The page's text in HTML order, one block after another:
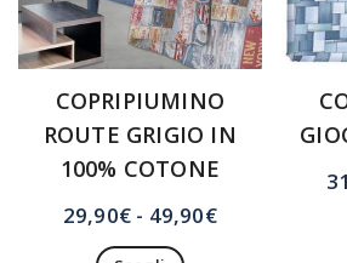
COPRIPIUMINO
ROUTE GRIGIO IN
100% COTONE
29,90€ - 49,90€Fascia